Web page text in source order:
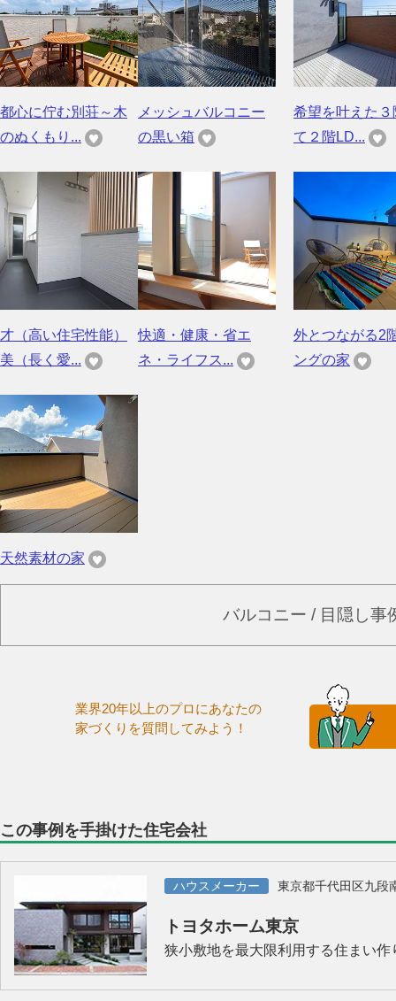
都心に佇む別荘～木
のぬくもり...
メッシュバルコニー
の黒い箱
希望を叶えた３
て２階LD...
才（高い住宅性能）
美（長く愛...
快適・健康・省エ
ネ・ライフス...
外とつながる2
ングの家
天然素材の家
バルコニー / 目隠し事
業界20年以上のプロにあなたの
家づくりを質問してみよう！
この事例を手掛けた住宅会社
ハウスメーカー 東京都千代田区九段
トヨタホーム東京
狭小敷地を最大限利用する住まい作